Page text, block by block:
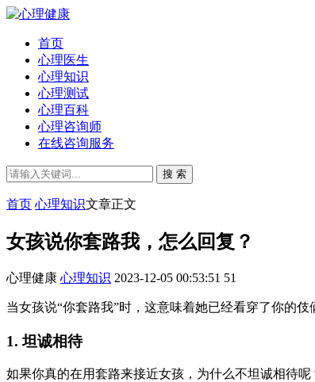
首页
心理医生
心理知识
心理测试
心理百科
心理咨询师
在线咨询服务
搜 索
首页 心理知识文章正文
女孩说你套路我，怎么回复？
心理健康 心理知识 2023-12-05 00:53:51 51
当女孩说“你套路我”时，这意味着她已经看穿了你的
1. 坦诚相待
如果你真的在用套路来接近女孩，为什么不坦诚相待